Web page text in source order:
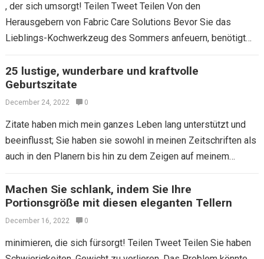
, der sich umsorgt! Teilen Tweet Teilen Von den
Herausgebern von Fabric Care Solutions Bevor Sie das
Lieblings-Kochwerkzeug des Sommers anfeuern, benötigt
25 lustige, wunderbare und kraftvolle
Geburtszitate
December 24, 2022 0
Zitate haben mich mein ganzes Leben lang unterstützt und
beeinflusst; Sie haben sie sowohl in meinen Zeitschriften als
auch in den Planern bis hin zu dem Zeigen auf meinem
Machen Sie schlank, indem Sie Ihre
Portionsgröße mit diesen eleganten Tellern
December 16, 2022 0
minimieren, die sich fürsorgt! Teilen Tweet Teilen Sie haben